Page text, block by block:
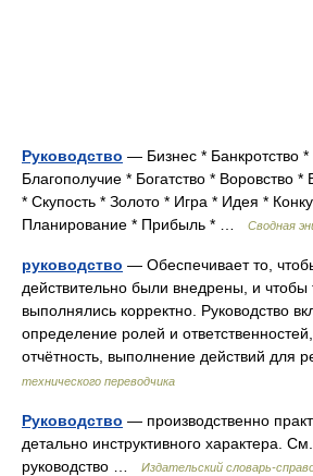
Руководство — Бизнес * Банкротство *
Благополучие * Богатство * Воровство *
* Скупость * Золото * Игра * Идея *
Планирование * Прибыль * …
Сводная
руководство — Обеспечивает то,
действительно были внедрены, и
выполнялись корректно. Руководство
определение ролей и
отчётность, выполнение действий
технического переводчика
Руководство — производственно
детально инструктивного характера.
руководство …
Издательский словарь-